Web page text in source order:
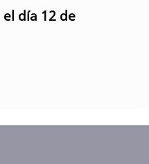
día 12 de